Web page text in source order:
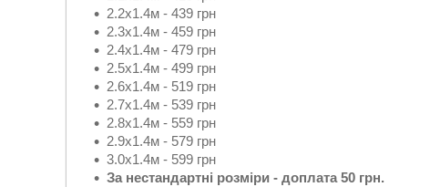
2.2х1.4м - 439 грн
2.3х1.4м - 459 грн
2.4х1.4м - 479 грн
2.5х1.4м - 499 грн
2.6х1.4м - 519 грн
2.7х1.4м - 539 грн
2.8х1.4м - 559 грн
2.9х1.4м - 579 грн
3.0х1.4м - 599 грн
За нестандартні розміри - доплата 50 грн.